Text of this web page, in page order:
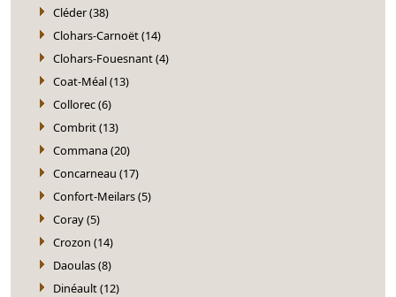
Cléder (38)
Clohars-Carnoët (14)
Clohars-Fouesnant (4)
Coat-Méal (13)
Collorec (6)
Combrit (13)
Commana (20)
Concarneau (17)
Confort-Meilars (5)
Coray (5)
Crozon (14)
Daoulas (8)
Dinéault (12)